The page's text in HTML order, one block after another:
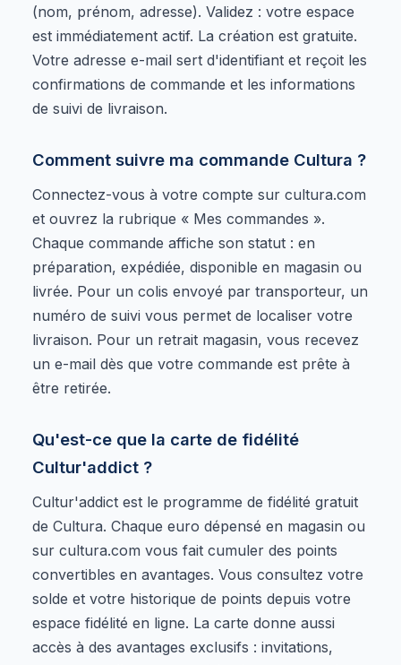
(nom, prénom, adresse). Validez : votre espace
est immédiatement actif. La création est gratuite.
Votre adresse e-mail sert d'identifiant et reçoit les
confirmations de commande et les informations
de suivi de livraison.
Comment suivre ma commande Cultura ?
Connectez-vous à votre compte sur cultura.com
et ouvrez la rubrique « Mes commandes ».
Chaque commande affiche son statut : en
préparation, expédiée, disponible en magasin ou
livrée. Pour un colis envoyé par transporteur, un
numéro de suivi vous permet de localiser votre
livraison. Pour un retrait magasin, vous recevez
un e-mail dès que votre commande est prête à
être retirée.
Qu'est-ce que la carte de fidélité
Cultur'addict ?
Cultur'addict est le programme de fidélité gratuit
de Cultura. Chaque euro dépensé en magasin ou
sur cultura.com vous fait cumuler des points
convertibles en avantages. Vous consultez votre
solde et votre historique de points depuis votre
espace fidélité en ligne. La carte donne aussi
accès à des avantages exclusifs : invitations,